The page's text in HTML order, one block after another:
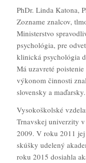
PhDr. Linda Katona,
Zozname znalcov,
Ministerstvo
psychológia, pre
klinická psychológia
Má uzavreté
výkonom činnosti
slovensky a maďarsky.
Vysokoškolské
Trnavskej univerzity
2009. V roku 2011
skúšky udelený
roku 2015 dosiahla